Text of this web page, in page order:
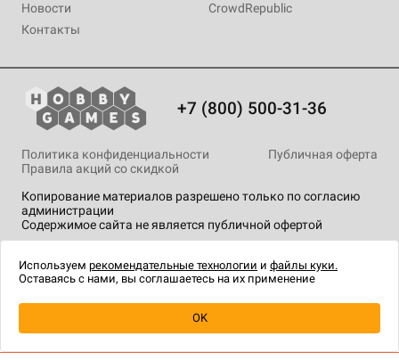
Новости
Контакты
CrowdRepublic
+7 (800) 500-31-36
Копирование материалов разрешено только по согласию
администрации
Содержимое сайта не является публичной офертой
Политика конфиденциальности
Публичная оферта
Правила акций со скидкой
технологии.
Используем рекомендательные технологии и файлы куки.
Оставаясь с нами, вы соглашаетесь на их применение
OK